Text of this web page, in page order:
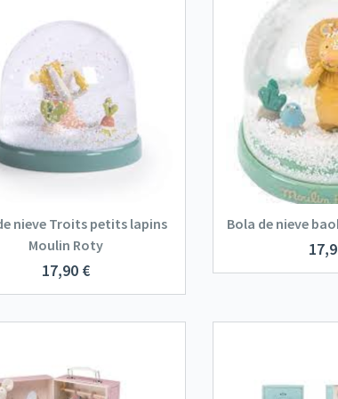
nieve Troits petits lapins
Moulin Roty
17,90 €
Bola de nieve